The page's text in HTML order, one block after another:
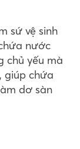
sứ vệ sinh
nước
chủ yếu mà
giúp chứa
dơ sàn